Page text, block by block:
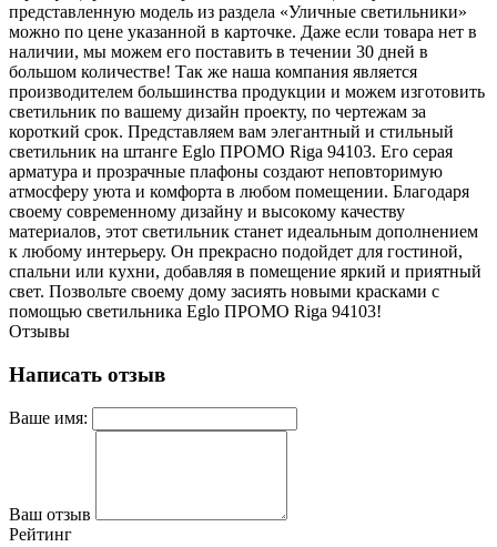
представленную модель из раздела «Уличные светильники»
можно по цене указанной в карточке. Даже если товара нет в
наличии, мы можем его поставить в течении 30 дней в
большом количестве! Так же наша компания является
производителем большинства продукции и можем изготовить
светильник по вашему дизайн проекту, по чертежам за
короткий срок. Представляем вам элегантный и стильный
светильник на штанге Eglo ПРОМО Riga 94103. Его серая
арматура и прозрачные плафоны создают неповторимую
атмосферу уюта и комфорта в любом помещении. Благодаря
своему современному дизайну и высокому качеству
материалов, этот светильник станет идеальным дополнением
к любому интерьеру. Он прекрасно подойдет для гостиной,
спальни или кухни, добавляя в помещение яркий и приятный
свет. Позвольте своему дому засиять новыми красками с
помощью светильника Eglo ПРОМО Riga 94103!
Отзывы
Написать отзыв
Ваше имя:
Ваш отзыв
Рейтинг